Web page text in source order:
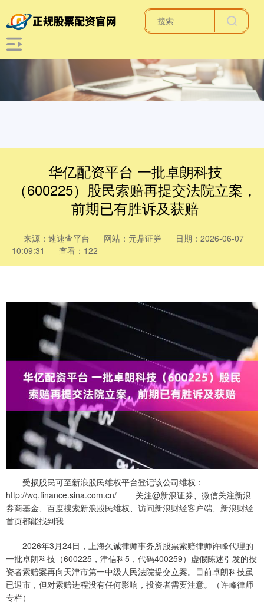
华亿配资平台 一批卓朗科技
（600225）股民索赔再提交法院立案，
前期已有胜诉及获赔
来源：速速查平台 网站：元鼎证券
日期：2026-06-07
10:09:31
查看：122
受损股民可至新浪股民维权平台登记该公司维权：
http://wq.finance.sina.com.cn/ 关注@新浪证券、微信关注新浪
券商基金、百度搜索新浪股民维权、访问新浪财经客户端、新浪财经
首页都能找到我
2026年3月24日，上海久诚律师事务所股票索赔律师许峰代理的
一批卓朗科技（600225，津信科5，代码400259）虚假陈述引发的投
资者索赔案再向天津市第一中级人民法院提交立案。目前卓朗科技虽
已退市，但对索赔进程没有任何影响，投资者需要注意。（许峰律师
专栏）